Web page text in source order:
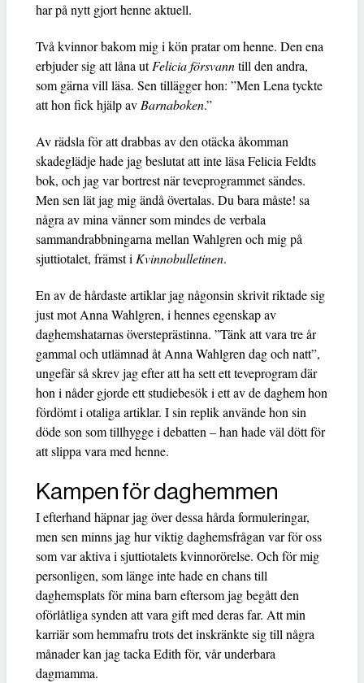
har på nytt gjort henne aktuell.
Två kvinnor bakom mig i kön pratar om henne. Den ena
erbjuder sig att låna utFelicia försvanntill den andra,
som gärna vill läsa. Sen tillägger hon: ”Men Lena tyckte
att hon fick hjälp avBarnaboken.”
Av rädsla för att drabbas av den otäcka åkomman
skadeglädje hade jag beslutat att inte läsa Felicia Feldts
bok, och jag var bortrest när teveprogrammet sändes.
Men sen lät jag mig ändå övertalas. Du bara måste! sa
några av mina vänner som mindes de verbala
sammandrabbningarna mellan Wahlgren och mig på
sjuttiotalet, främst iKvinnobulletinen.
En av de hårdaste artiklar jag någonsin skrivit riktade sig
just mot Anna Wahlgren, i hennes egenskap av
daghemshatarnas översteprästinna. ”Tänk att vara tre år
gammal och utlämnad åt Anna Wahlgren dag och natt”,
ungefär så skrev jag efter att ha sett ett teveprogram där
hon i nåder gjorde ett studiebesök i ett av de daghem hon
fördömt i otaliga artiklar. I sin replik använde hon sin
döde son som tillhygge i debatten – han hade väl dött för
att slippa vara med henne.
Kampen för daghemmen
I efterhand häpnar jag över dessa hårda formuleringar,
men sen minns jag hur viktig daghemsfrågan var för oss
som var aktiva i sjuttiotalets kvinnorörelse. Och för mig
personligen, som länge inte hade en chans till
daghemsplats för mina barn eftersom jag begått den
oförlåtliga synden att vara gift med deras far. Att min
karriär som hemmafru trots det inskränkte sig till några
månader kan jag tacka Edith för, vår underbara
dagmamma.